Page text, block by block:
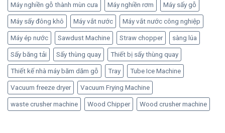
Máy nghiền gỗ thành mùn cưa Máy nghiền rơm Máy sấy gỗ
Máy sấy đông khô Máy vắt nước Máy vắt nước công nghiệp
Máy ép nước Sawdust Machine Straw chopper sàng lúa
Sấy băng tải Sấy thùng quay Thiết bị sấy thùng quay
Thiết kế nhà máy băm dăm gỗ Tray Tube Ice Machine
Vacuum freeze dryer Vacuum Frying Machine
waste crusher machine Wood Chipper Wood crusher machine